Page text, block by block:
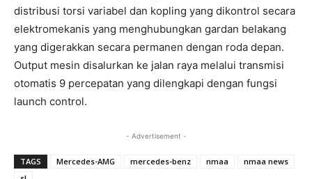
distribusi torsi variabel dan kopling yang dikontrol secara
elektromekanis yang menghubungkan gardan belakang
yang digerakkan secara permanen dengan roda depan.
Output mesin disalurkan ke jalan raya melalui transmisi
otomatis 9 percepatan yang dilengkapi dengan fungsi
launch control.
- Advertisement -
TAGS Mercedes-AMG mercedes-benz nmaa
nmaa news